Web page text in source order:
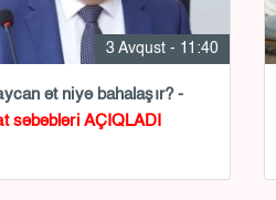
3 Avqust - 11:40
ət niyə bahalaşır? -
səbəbləri AÇIQLADI